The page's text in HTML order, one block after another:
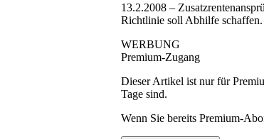
13.2.2008 –
Richtlinie soll Abhilfe schaffen.
WERBUNG
Premium-Zugang
Dieser Artikel ist nur für
Tage sind.
Wenn Sie bereits Premium-